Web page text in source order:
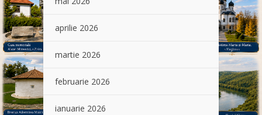
aprilie 2026
martie 2026
februarie 2026
ianuarie 2026